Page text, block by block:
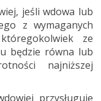
jeśli wdowa lub
z wymaganych
ze
będzie równa lub
najniższej
przysługuje